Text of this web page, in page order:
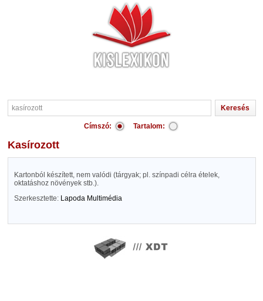
Címszó: Tartalom:
kasírozott
Kartonból készített, nem valódi (tárgyak; pl. színpadi célra ételek,
oktatáshoz növények stb.).
Szerkesztette: Lapoda Multimédia